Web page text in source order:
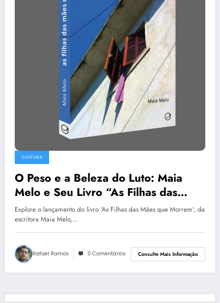
CULTURA
O Peso e a Beleza do Luto: Maia
Melo e Seu Livro “As Filhas das
Mães que Morrem”
Explore o lançamento do livro 'As Filhas das Mães que Morrem', da
escritora Maia Melo,…
Rafael Ramos 0 Comentários Consulte Mais Informação